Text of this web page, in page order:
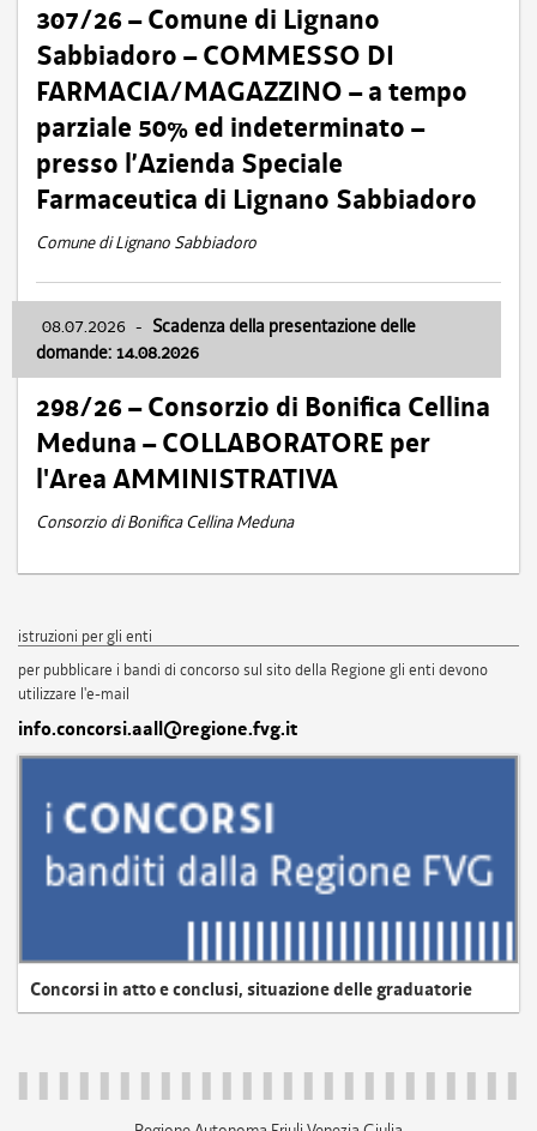
307/26 – Comune di Lignano
Sabbiadoro – COMMESSO DI
FARMACIA/MAGAZZINO – a tempo
parziale 50% ed indeterminato –
presso l’Azienda Speciale
Farmaceutica di Lignano Sabbiadoro
Comune di Lignano Sabbiadoro
08.07.2026 - Scadenza della presentazione delle
domande: 14.08.2026
298/26 – Consorzio di Bonifica Cellina
Meduna – COLLABORATORE per
l'Area AMMINISTRATIVA
Consorzio di Bonifica Cellina Meduna
istruzioni per gli enti
per pubblicare i bandi di concorso sul sito della Regione gli enti devono
utilizzare l'e-mail
info.concorsi.aall@regione.fvg.it
Concorsi in atto e conclusi, situazione delle graduatorie